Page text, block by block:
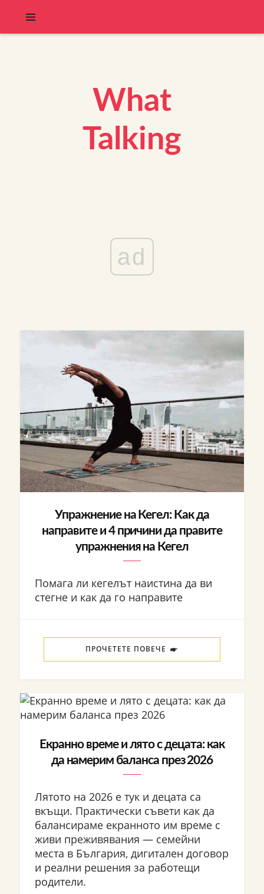
What
Talking
ad
Упражнение на Кегел: Как да
направите и 4 причини да правите
упражнения на Кегел
Помага ли кегелът наистина да ви
стегне и как да го направите
ПРОЧЕТЕТЕ ПОВЕЧЕ
Екранно време и лято с децата: как
да намерим баланса през 2026
Лятото на 2026 е тук и децата са
вкъщи. Практически съвети как да
балансираме екранното им време с
живи преживявания — семейни
места в България, дигитален договор
и реални решения за работещи
родители.